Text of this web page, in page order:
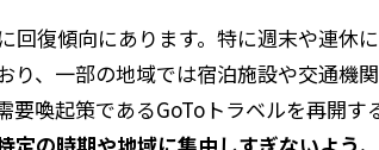
回復傾向にあります。特に週末や連休
り、一部の地域では宿泊施設や交通
要喚起策であるGoToトラベルを再開